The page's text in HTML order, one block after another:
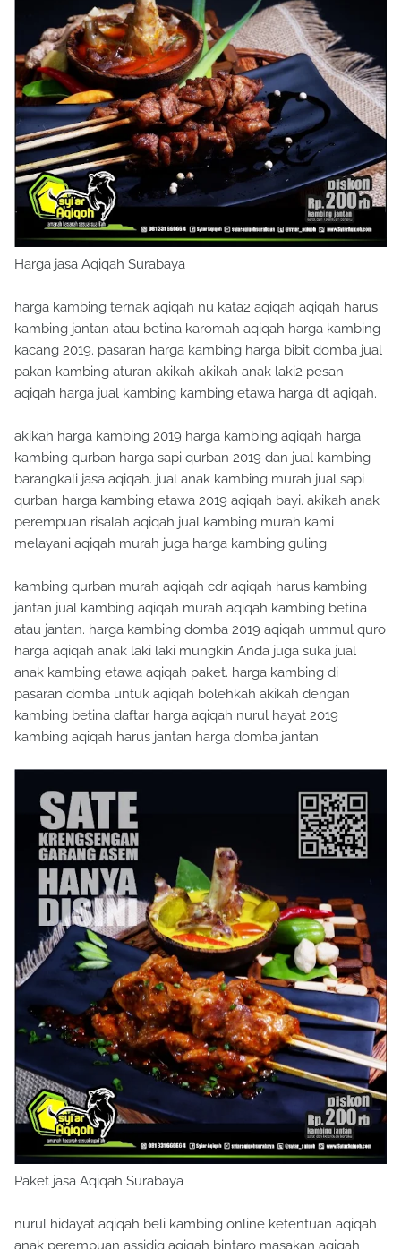
Harga jasa Aqiqah Surabaya
harga kambing ternak aqiqah nu kata2 aqiqah aqiqah harus
kambing jantan atau betina karomah aqiqah harga kambing
kacang 2019. pasaran harga kambing harga bibit domba jual
pakan kambing aturan akikah akikah anak laki2 pesan
aqiqah harga jual kambing kambing etawa harga dt aqiqah.
akikah harga kambing 2019 harga kambing aqiqah harga
kambing qurban harga sapi qurban 2019 dan jual kambing
barangkali jasa aqiqah. jual anak kambing murah jual sapi
qurban harga kambing etawa 2019 aqiqah bayi. akikah anak
perempuan risalah aqiqah jual kambing murah kami
melayani aqiqah murah juga harga kambing guling.
kambing qurban murah aqiqah cdr aqiqah harus kambing
jantan jual kambing aqiqah murah aqiqah kambing betina
atau jantan. harga kambing domba 2019 aqiqah ummul quro
harga aqiqah anak laki laki mungkin Anda juga suka jual
anak kambing etawa aqiqah paket. harga kambing di
pasaran domba untuk aqiqah bolehkah akikah dengan
kambing betina daftar harga aqiqah nurul hayat 2019
kambing aqiqah harus jantan harga domba jantan.
Paket jasa Aqiqah Surabaya
nurul hidayat aqiqah beli kambing online ketentuan aqiqah
anak perempuan assidiq aqiqah bintaro masakan aqiqah